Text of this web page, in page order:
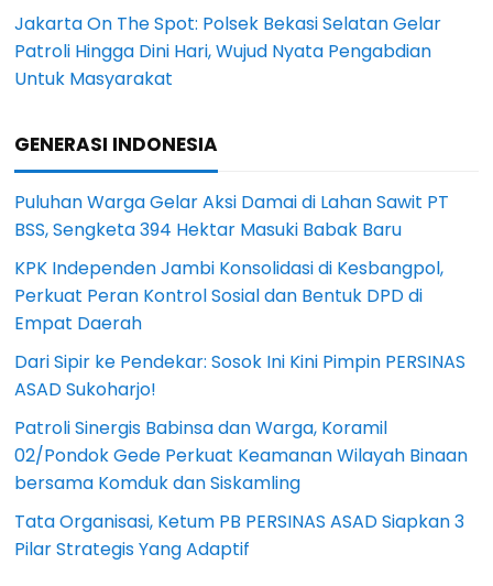
Jakarta On The Spot: Polsek Bekasi Selatan Gelar
Patroli Hingga Dini Hari, Wujud Nyata Pengabdian
Untuk Masyarakat
GENERASI INDONESIA
Puluhan Warga Gelar Aksi Damai di Lahan Sawit PT
BSS, Sengketa 394 Hektar Masuki Babak Baru
KPK Independen Jambi Konsolidasi di Kesbangpol,
Perkuat Peran Kontrol Sosial dan Bentuk DPD di
Empat Daerah
Dari Sipir ke Pendekar: Sosok Ini Kini Pimpin PERSINAS
ASAD Sukoharjo!
Patroli Sinergis Babinsa dan Warga, Koramil
02/Pondok Gede Perkuat Keamanan Wilayah Binaan
bersama Komduk dan Siskamling
Tata Organisasi, Ketum PB PERSINAS ASAD Siapkan 3
Pilar Strategis Yang Adaptif